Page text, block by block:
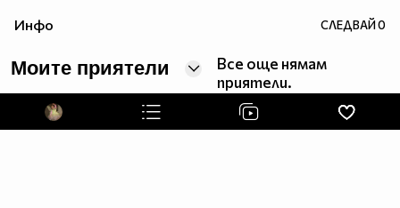
Инфо СЛЕДВАЙ0
Моите приятели
Все още нямам
приятели.